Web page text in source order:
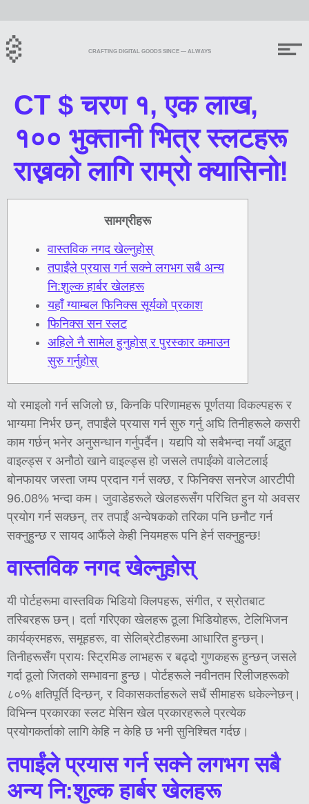
CRAFTING DIGITAL GOODS SINCE — ALWAYS
CT $ चरण १, एक लाख,
१०० भुक्तानी भित्र स्लटहरू
राख्नको लागि राम्रो क्यासिनो!
सामग्रीहरू
वास्तविक नगद खेल्नुहोस्
तपाईंले प्रयास गर्न सक्ने लगभग सबै अन्य
नि:शुल्क हार्बर खेलहरू
यहाँ ग्याम्बल फिनिक्स सूर्यको प्रकाश
फिनिक्स सन स्लट
अहिले नै सामेल हुनुहोस् र पुरस्कार कमाउन
सुरु गर्नुहोस्
यो रमाइलो गर्न सजिलो छ, किनकि परिणामहरू पूर्णतया विकल्पहरू र
भाग्यमा निर्भर छन्, तपाईंले प्रयास गर्न सुरु गर्नु अघि तिनीहरूले कसरी
काम गर्छन् भनेर अनुसन्धान गर्नुपर्दैन। यद्यपि यो सबैभन्दा नयाँ अद्भुत
वाइल्ड्स र अनौठो खाने वाइल्ड्स हो जसले तपाईंको वालेटलाई
बोनफायर जस्ता जम्प प्रदान गर्न सक्छ, र फिनिक्स सनरेज आरटीपी
96.08% भन्दा कम। जुवाडेहरूले खेलहरूसँग परिचित हुन यो अवसर
प्रयोग गर्न सक्छन्, तर तपाईं अन्वेषकको तरिका पनि छनौट गर्न
सक्नुहुन्छ र सायद आफैंले केही नियमहरू पनि हेर्न सक्नुहुन्छ!
वास्तविक नगद खेल्नुहोस्
यी पोर्टहरूमा वास्तविक भिडियो क्लिपहरू, संगीत, र स्रोतबाट
तस्बिरहरू छन्। दर्ता गरिएका खेलहरू ठूला भिडियोहरू, टेलिभिजन
कार्यक्रमहरू, समूहहरू, वा सेलिब्रेटीहरूमा आधारित हुन्छन्।
तिनीहरूसँग प्रायः स्ट्रिमिङ लाभहरू र बढ्दो गुणकहरू हुन्छन् जसले
गर्दा ठूलो जितको सम्भावना हुन्छ। पोर्टहरूले नवीनतम रिलीजहरूको
८०% क्षतिपूर्ति दिन्छन्, र विकासकर्ताहरूले सधैं सीमाहरू धकेल्नेछन्।
विभिन्न प्रकारका स्लट मेसिन खेल प्रकारहरूले प्रत्येक
प्रयोगकर्ताको लागि केहि न केहि छ भनी सुनिश्चित गर्दछ।
तपाईंले प्रयास गर्न सक्ने लगभग सबै
अन्य नि:शुल्क हार्बर खेलहरू